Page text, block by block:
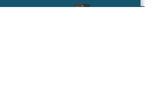
חומות תפיסתיות) יהיו אלו